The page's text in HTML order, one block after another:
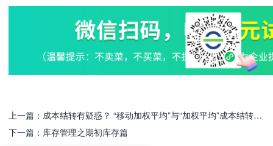
上一篇：
成本结转有疑惑？ “移动加权平均”与“加权平均”成本结转不相同
下一篇： 库存管理之期初库存篇